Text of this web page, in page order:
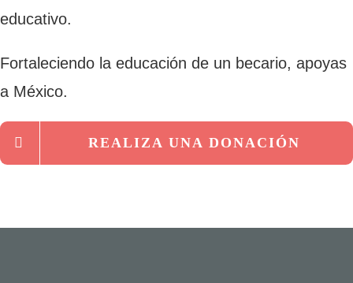
educativo.
Fortaleciendo la educación de un becario, apoyas
a México.
REALIZA UNA DONACIÓN